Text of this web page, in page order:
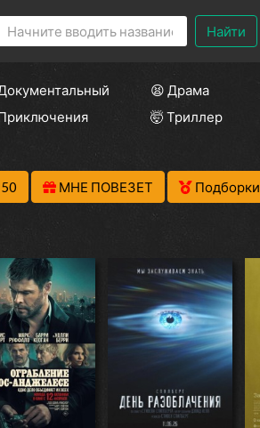
Найти
😫 Драма
🤯 Триллер
МНЕ ПОВЕЗЕТ Подборки